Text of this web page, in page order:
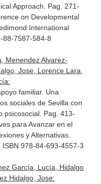
Approach. Pag. 271-
on Developmental
International
88-7587-584-8
Menendez Alvarez-
Jose, Lorence Lara,
familiar. Una
sociales de Sevilla con
psicosocial. Pag. 413-
para Avanzar en el
y Alternativas.
978-84-693-4557-3
García, Lucía, Hidalgo
Hidalgo, Jose: